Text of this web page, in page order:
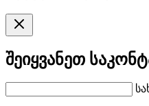
შეიყვანეთ